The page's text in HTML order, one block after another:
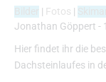
| Fotos |
Jonathan Göppert -
Hier findet ihr die
Dachsteinlaufes in